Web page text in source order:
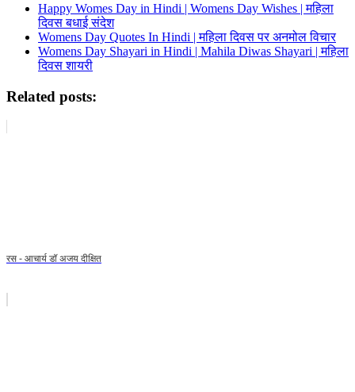
Happy Womes Day in Hindi | Womens Day Wishes | महिला
दिवस बधाई संदेश
Womens Day Quotes In Hindi | महिला दिवस पर अनमोल विचार
Womens Day Shayari in Hindi | Mahila Diwas Shayari | महिला
दिवस शायरी
Related posts:
रस - आचार्य डॉ अजय दीक्षित